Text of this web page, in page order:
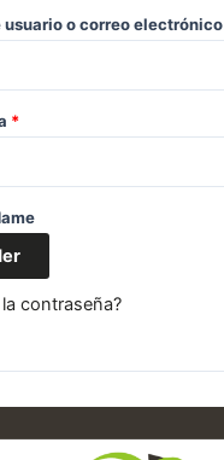
usuario o correo electrónico
*
contraseña?